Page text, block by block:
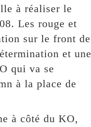
à réaliser le
Les rouge et
sur le front de
et une
qui va se
à la place de
à côté du KO,